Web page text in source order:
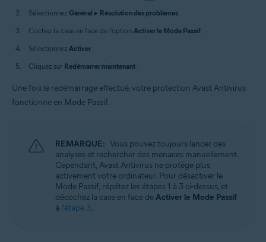
Sélectionnez Général ▸ Résolution des problèmes.
Cochez la case en face de l'option Activer le Mode Passif.
Sélectionnez Activer.
Cliquez sur Redémarrer maintenant.
Une fois le redémarrage effectué, votre protection Avast Antivirus
fonctionne en Mode Passif.
REMARQUE: Vous pouvez toujours lancer des
analyses et rechercher des menaces manuellement.
Cependant, Avast Antivirus ne protège plus
activement votre ordinateur. Pour désactiver le
Mode Passif, répétez les étapes 1 à 3 ci-dessus, et
décochez la case en face deActiver le Mode Passif
à l'étape 3.